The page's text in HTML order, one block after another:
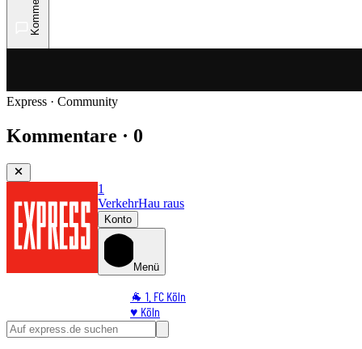
Express · Community
Kommentare · 0
1
VerkehrHau raus
Konto
Menü
🐐 1. FC Köln
♥️ Köln
⭐ Promi